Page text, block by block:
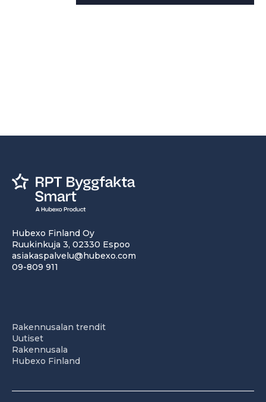
Hubexo Finland Oy
Ruukinkuja 3, 02330 Espoo
asiakaspalvelu@hubexo.com
09-809 911
Rakennusalan trendit
Uutiset
Rakennusala
Hubexo Finland